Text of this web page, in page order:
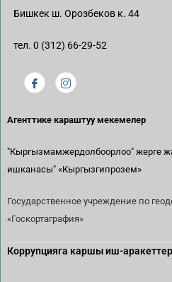
Бишкек ш. Орозбеков к. 44
тел. 0 (312) 66-29-52
Агенттике караштуу мекемелер
"Кыргызмамжердолбоорлоо" жерге
ишканасы" «Кыргызгипрозем»
Государственное учреждение по
«Госкортаграфия»
Коррупцияга каршы иш-аракеттер